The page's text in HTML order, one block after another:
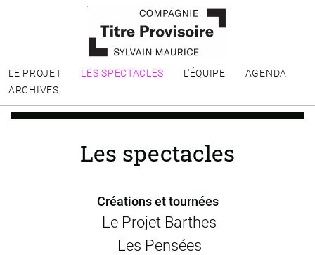
LE PROJET LES SPECTACLES L'ÉQUIPE
AGENDA
ARCHIVES
Les spectacles
Créations et tournées
Le Projet Barthes
Les Pensées